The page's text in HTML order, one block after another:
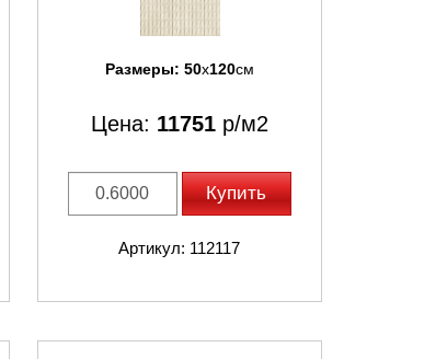
Размеры: 50x120см
Цена: 11751р/м2
Купить
Артикул: 112117